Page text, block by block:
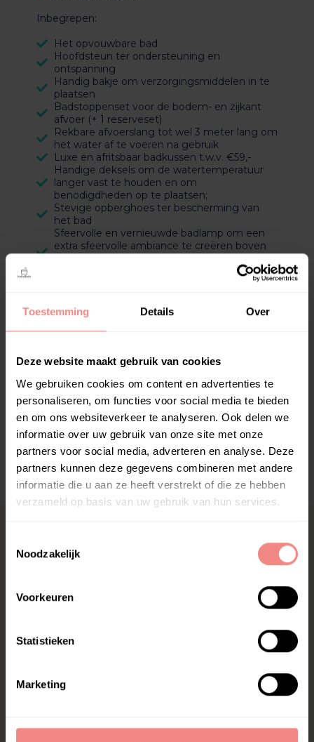
Toestemming Details Over
Deze website maakt gebruik van cookies
We gebruiken cookies om content en advertenties te
personaliseren, om functies voor social media te bieden
en om ons websiteverkeer te analyseren. Ook delen we
informatie over uw gebruik van onze site met onze
partners voor social media, adverteren en analyse. Deze
partners kunnen deze gegevens combineren met andere
informatie die u aan ze heeft verstrekt of die ze hebben
verzameld op basis van uw gebruik van hun services.
Noodzakelijk
Voorkeuren
Statistieken
Marketing
Inbegrepen:
Het opvouwbare bad
Hoofdsteun ter ondersteuning en
ontspanning
Handig bakje om verzorgingsmiddelen in te
plaatsen
Badstoppenset voor de bodem- en zijkant
afvoer (+ 1 reserveset)
Rekbare afvoerslang tot wel 3 meter lang om
het water af te voeren na gebruik
Luxe en afritsbaar badkussen t.w.v. €59,-
Handige deksels om de watertemperatuur
langer vast te houden en om
benodigdheden op te plaatsen;
Stevige opberghoes ter bescherming van
het bad
Sfeervolle en vernieuwde badlamp om een
extra sfeervolle ambiance te creëren boven
water. Deze kan in 16 verschillende kleuren
Handig Bakje Om Verzorgingsmiddelen In Te
Plaatsen
Het Water Af Te Voeren Na Gebruik
Opberghoes/Cover Om De Bath Bucket Af
Te Dekken Tegen Vuil En Slijtage
Handige Badplank
365 dagen garantie
op alle producten